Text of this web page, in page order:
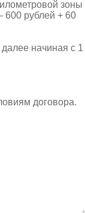
зоны
рублей + 60
начиная с 1
договора.